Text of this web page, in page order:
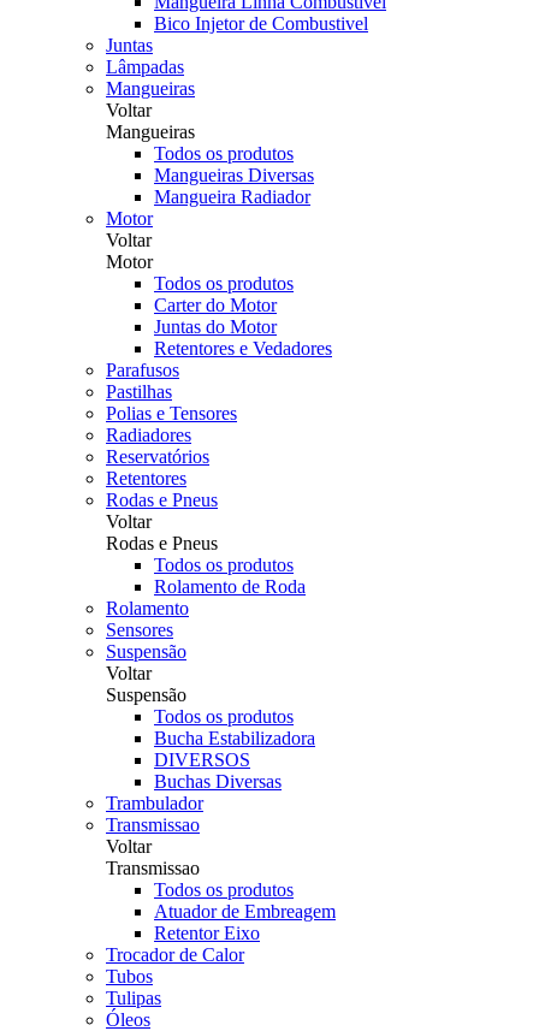
Bico Injetor de Combustivel
Juntas
Lâmpadas
Mangueiras
Voltar
Mangueiras
Todos os produtos
Mangueiras Diversas
Mangueira Radiador
Motor
Voltar
Motor
Todos os produtos
Carter do Motor
Juntas do Motor
Retentores e Vedadores
Parafusos
Pastilhas
Polias e Tensores
Radiadores
Reservatórios
Retentores
Rodas e Pneus
Voltar
Rodas e Pneus
Todos os produtos
Rolamento de Roda
Rolamento
Sensores
Suspensão
Voltar
Suspensão
Todos os produtos
Bucha Estabilizadora
DIVERSOS
Buchas Diversas
Trambulador
Transmissao
Voltar
Transmissao
Todos os produtos
Atuador de Embreagem
Retentor Eixo
Trocador de Calor
Tubos
Tulipas
Óleos